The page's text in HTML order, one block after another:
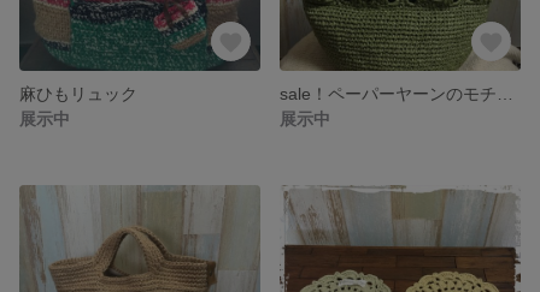
麻ひもリュック
展示中
展示中